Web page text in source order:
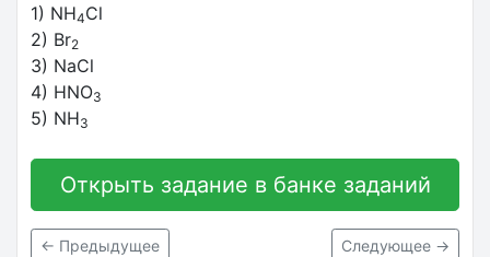
1) NH4Cl
2) Br2
3) NaCl
4) HNO3
5) NH3
Открыть задание в банке заданий
← Предыдущее Следующее →